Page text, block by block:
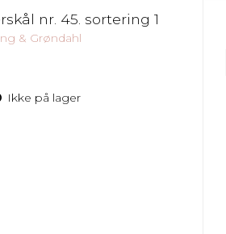
nr. 45. sortering 1
& Grøndahl
Ikke på lager